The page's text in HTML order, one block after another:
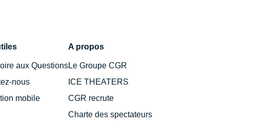
aux Questions
nous
mobile
A propos
Le Groupe CGR
ICE THEATERS
CGR recrute
Charte des spectateurs